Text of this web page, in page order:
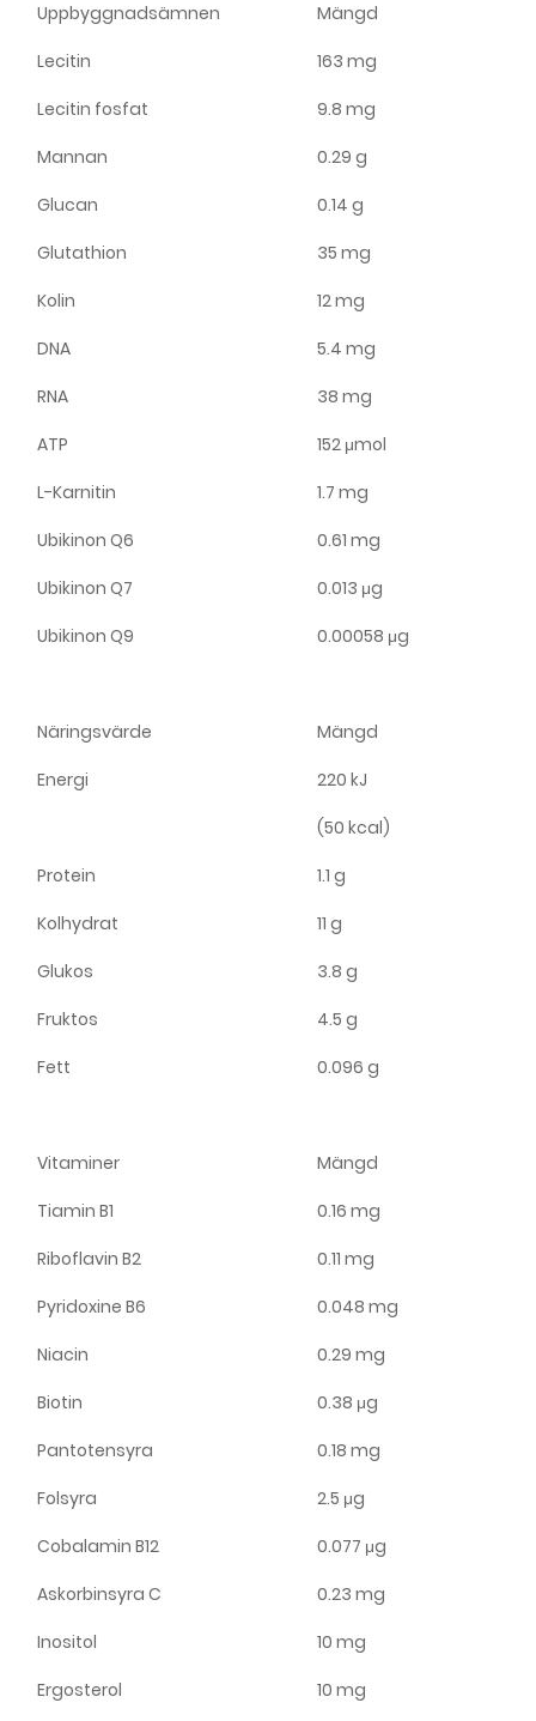
Uppbyggnadsämnen
Mängd
Lecitin
163 mg
Lecitin fosfat
9.8 mg
Mannan
0.29 g
Glucan
0.14 g
Glutathion
35 mg
Kolin
12 mg
DNA
5.4 mg
RNA
38 mg
ATP
152 μmol
L-Karnitin
1.7 mg
Ubikinon Q6
0.61 mg
Ubikinon Q7
0.013 μg
Ubikinon Q9
0.00058 μg
Näringsvärde
Mängd
Energi
220 kJ
(50 kcal)
Protein
1.1 g
Kolhydrat
11 g
Glukos
3.8 g
Fruktos
4.5 g
Fett
0.096 g
Vitaminer
Mängd
Tiamin B1
0.16 mg
Riboflavin B2
0.11 mg
Pyridoxine B6
0.048 mg
Niacin
0.29 mg
Biotin
0.38 μg
Pantotensyra
0.18 mg
Folsyra
2.5 μg
Cobalamin B12
0.077 μg
Askorbinsyra C
0.23 mg
Inositol
10 mg
Ergosterol
10 mg